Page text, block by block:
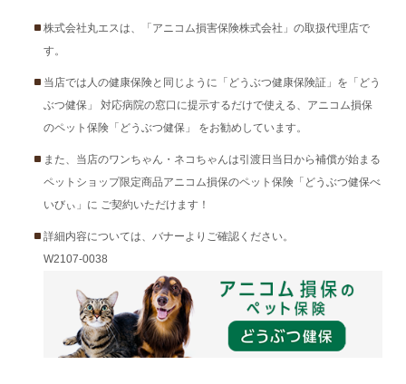
株式会社丸エスは、「アニコム損害保険株式会社」の取扱代理店で
す。
当店では人の健康保険と同じように「どうぶつ健康保険証」を「どう
ぶつ健保」 対応病院の窓口に提示するだけで使える、アニコム損保
のペット保険「どうぶつ健保」 をお勧めしています。
また、当店のワンちゃん・ネコちゃんは引渡日当日から補償が始まる
ペットショップ限定商品アニコム損保のペット保険「どうぶつ健保べ
いびぃ」に ご契約いただけます！
詳細内容については、バナーよりご確認ください。
W2107-0038